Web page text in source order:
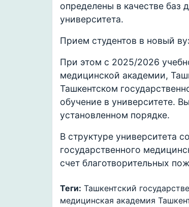
определены в качестве баз
университета.
Прием студентов в новый
При этом с 2025/2026
медицинской академии,
Ташкентском
обучение в университете.
установленном порядке.
В структуре университета
государственного
счет благотворительных
Теги: Ташкентский
медицинская академия